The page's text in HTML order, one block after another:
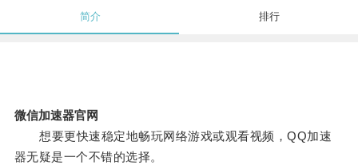
简介 排行
微信加速器官网
想要更快速稳定地畅玩网络游戏或观看视频，QQ加速
器无疑是一个不错的选择。